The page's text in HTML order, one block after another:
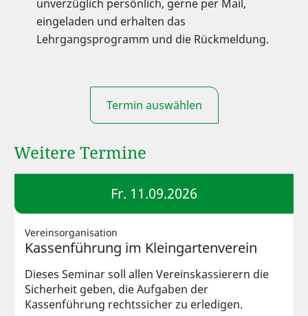
unverzüglich persönlich, gerne per Mail,
eingeladen und erhalten das
Lehrgangsprogramm und die Rückmeldung.
Termin auswählen
Weitere Termine
Fr. 11.09.2026
Vereinsorganisation
Kassenführung im Kleingartenverein
Dieses Seminar soll allen Vereinskassierern die
Sicherheit geben, die Aufgaben der
Kassenführung rechtssicher zu erledigen.